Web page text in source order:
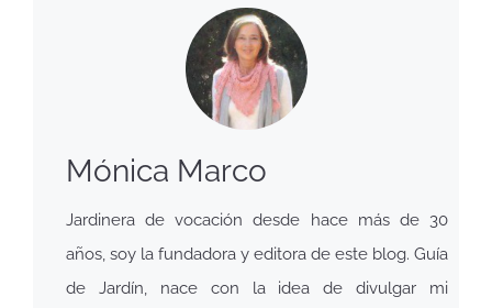
Mónica Marco
Jardinera de vocación desde hace más de 30
años, soy la fundadora y editora de este blog. Guía
de Jardín, nace con la idea de divulgar mi